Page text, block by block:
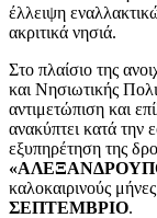
έλλειψη
ακριτικά νησιά.
Στο πλαίσιο της
και Νησιωτικής
αντιμετώπιση και
ανακύπτει κατά την
εξυπηρέτηση της
καλοκαιρινούς μήνες
ΣΕΠΤΕΜΒΡΙΟ.